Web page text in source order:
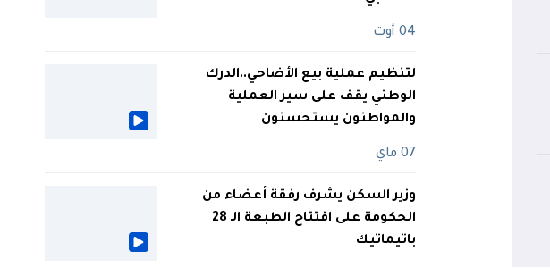
04 أوت
لتنظيم عملية بيع الأضاحي..الدرك
الوطني يقف على سير العملية
والمواطنون يستحسنون
07 ماي
وزير السكن يشرف رفقة أعضاء من
الحكومة على افتتاح الطبعة الـ 28
باتيماتيك